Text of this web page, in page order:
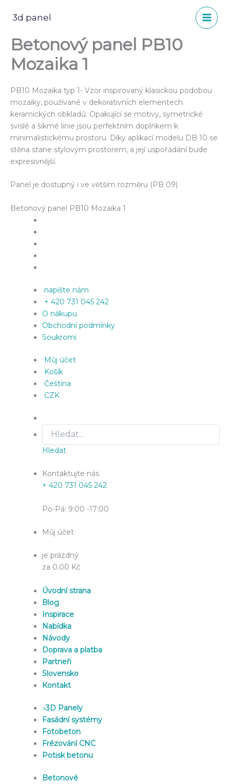
3d panel
Betonový panel PB10
Mozaika 1
PB10 Mozaika typ 1- Vzor inspirovaný klasickou podobou
mozaiky, používané v dekorativních elementech
keramických obkladů. Opakující se motivy, symetrické
svislé a šikmé linie jsou perfektním doplňkem k
minimalistickému prostoru. Díky aplikací modelu DB 10 se
stěna stane stylovým prostorem, a její uspořádání bude
expresivnější.
Panel je dostupný i ve větším rozměru (PB 09)
Betonový panel PB10 Mozaika 1
napište nám
+ 420 731 045 242
O nákupu
Obchodní podmínky
Soukromí
Můj účet
Košík
Čeština
CZK
Hledat
Kontaktujte nás
+ 420 731 045 242
Po-Pá: 9:00 -17:00
Můj účet
je prázdný
za 0.00 Kč
Úvodní strana
Blog
Inspirace
Nabídka
Návody
Doprava a platba
Partneři
Slovensko
Kontakt
»3D Panely
Fasádní systémy
Fotobeton
Frézování CNC
Potisk betonu
Betonové